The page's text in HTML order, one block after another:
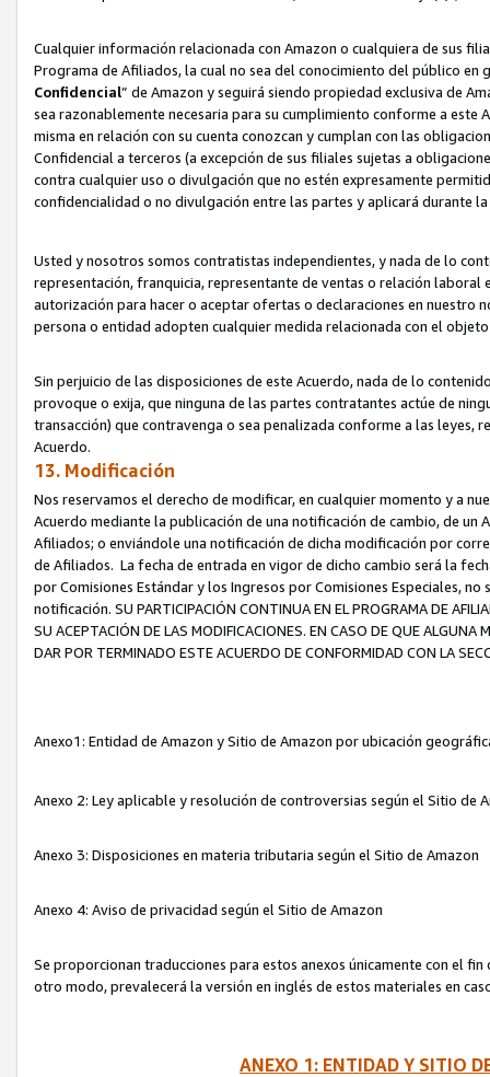
Cualquier información relacionada con Amazon o cualquiera de sus
Programa de Afiliados, la cual no sea del conocimiento del público
Confidencial” de Amazon y seguirá siendo propiedad exclusiva de
sea razonablemente necesaria para su cumplimiento conforme a
misma en relación con su cuenta conozcan y cumplan con las
Confidencial a terceros (a excepción de sus filiales sujetas a
contra cualquier uso o divulgación que no estén expresamente
confidencialidad o no divulgación entre las partes y aplicará durante
Usted y nosotros somos contratistas independientes, y nada de lo
representación, franquicia, representante de ventas o relación
autorización para hacer o aceptar ofertas o declaraciones en nuestro
persona o entidad adopten cualquier medida relacionada con el
Sin perjuicio de las disposiciones de este Acuerdo, nada de lo
provoque o exija, que ninguna de las partes contratantes actúe de
transacción) que contravenga o sea penalizada conforme a las leyes,
Acuerdo.
13. Modificación
Nos reservamos el derecho de modificar, en cualquier momento y a
Acuerdo mediante la publicación de una notificación de cambio, de
Afiliados; o enviándole una notificación de dicha modificación por
de Afiliados. La fecha de entrada en vigor de dicho cambio será la
por Comisiones Estándar y los Ingresos por Comisiones Especiales,
notificación. SU PARTICIPACIÓN CONTINUA EN EL PROGRAMA DE
SU ACEPTACIÓN DE LAS MODIFICACIONES. EN CASO DE QUE ALGUNA
DAR POR TERMINADO ESTE ACUERDO DE CONFORMIDAD CON LA
Anexo1: Entidad de Amazon y Sitio de Amazon por ubicación
Anexo 2: Ley aplicable y resolución de controversias según el Sitio de
Anexo 3: Disposiciones en materia tributaria según el Sitio de Amazon
Anexo 4: Aviso de privacidad según el Sitio de Amazon
Se proporcionan traducciones para estos anexos únicamente con el
otro modo, prevalecerá la versión en inglés de estos materiales en
ANEXO 1: ENTIDAD Y SITIO